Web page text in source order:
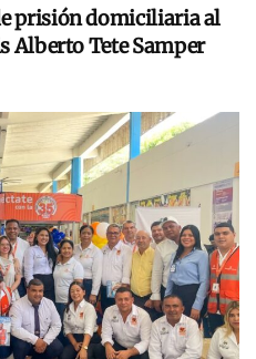
prisión domiciliaria al
Alberto Tete Samper